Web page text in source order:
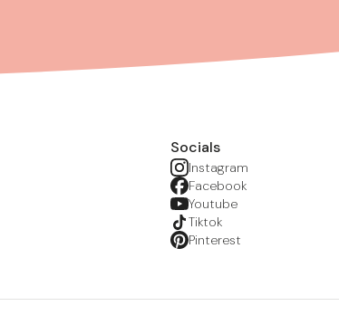
Socials
Instagram
Facebook
Youtube
Tiktok
Pinterest